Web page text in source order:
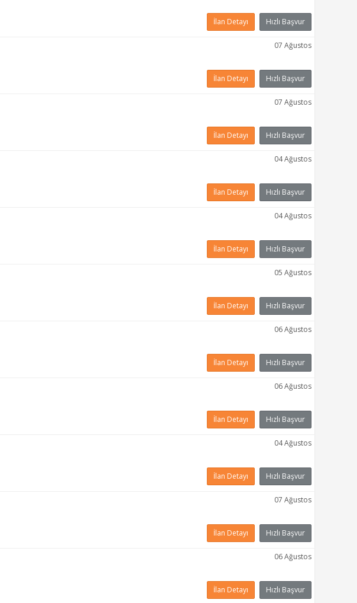
İlan Detayı Hızlı Başvur
İlan Detayı Hızlı Başvur
07 Ağustos
İlan Detayı Hızlı Başvur
07 Ağustos
İlan Detayı Hızlı Başvur
04 Ağustos
İlan Detayı Hızlı Başvur
04 Ağustos
İlan Detayı Hızlı Başvur
05 Ağustos
İlan Detayı Hızlı Başvur
06 Ağustos
İlan Detayı Hızlı Başvur
06 Ağustos
İlan Detayı Hızlı Başvur
04 Ağustos
İlan Detayı Hızlı Başvur
07 Ağustos
İlan Detayı Hızlı Başvur
06 Ağustos